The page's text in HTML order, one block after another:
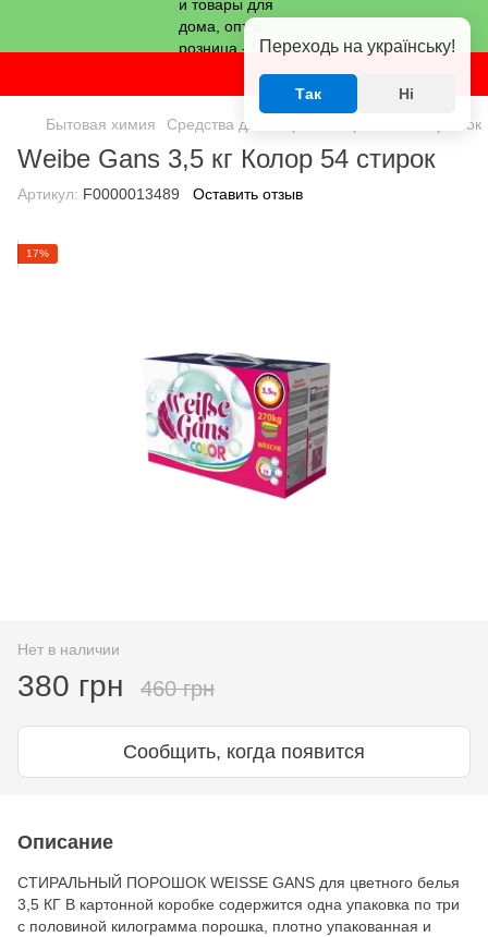
Бытовая химия Средства для стирки Стиральный порошок
Weibe Gans 3,5 кг Колор 54 стирок
Артикул: F0000013489 Оставить отзыв
17%
Нет в наличии
380 грн 460 грн
Сообщить, когда появится
Описание
СТИРАЛЬНЫЙ ПОРОШОК WEISSE GANS для цветного белья
3,5 КГ В картонной коробке содержится одна упаковка по три
с половиной килограмма порошка, плотно упакованная и
Переходь на українську!
Так Ні